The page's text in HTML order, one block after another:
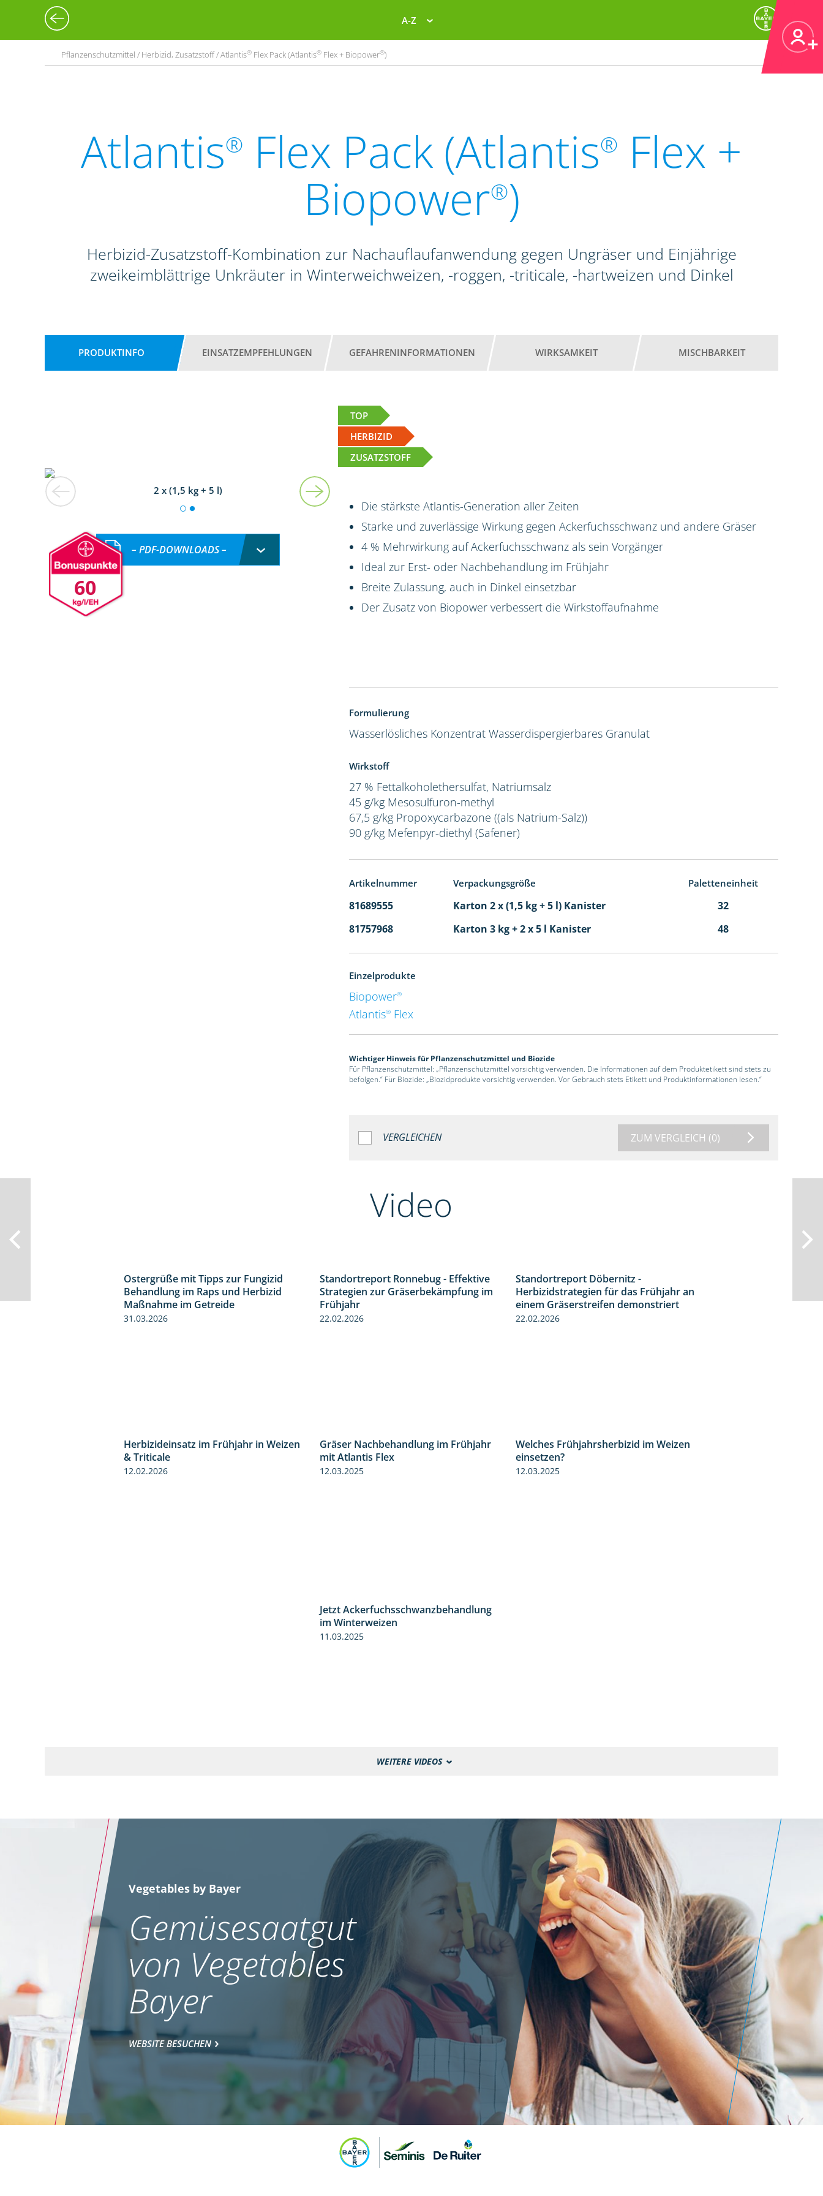
A-Z
Pflanzenschutzmittel / Herbizid, Zusatzstoff / Atlantis® Flex Pack (Atlantis® Flex + Biopower®)
Atlantis® Flex Pack (Atlantis® Flex +
Biopower®)
Herbizid-Zusatzstoff-Kombination zur Nachauflaufanwendung gegen Ungräser und Einjährige
zweikeimblättrige Unkräuter in Winterweichweizen, -roggen, -triticale, -hartweizen und Dinkel
PRODUKTINFO EINSATZEMPFEHLUNGEN GEFAHRENINFORMATIONEN WIRKSAMKEIT MISCHBARKEIT
TOP
HERBIZID
ZUSATZSTOFF
2 x (1,5 kg + 5 l)
60
– PDF-DOWNLOADS –
Die stärkste Atlantis-Generation aller Zeiten
Starke und zuverlässige Wirkung gegen Ackerfuchsschwanz und andere Gräser
4 % Mehrwirkung auf Ackerfuchsschwanz als sein Vorgänger
Ideal zur Erst- oder Nachbehandlung im Frühjahr
Breite Zulassung, auch in Dinkel einsetzbar
Der Zusatz von Biopower verbessert die Wirkstoffaufnahme
Formulierung
Wasserlösliches Konzentrat Wasserdispergierbares Granulat
Wirkstoff
27 % Fettalkoholethersulfat, Natriumsalz
45 g/kg Mesosulfuron-methyl
67,5 g/kg Propoxycarbazone ((als Natrium-Salz))
90 g/kg Mefenpyr-diethyl (Safener)
Artikelnummer Verpackungsgröße Paletteneinheit
81689555 Karton 2 x (1,5 kg + 5 l) Kanister
32
81757968
Karton 3 kg + 2 x 5 l Kanister 48
Einzelprodukte
Biopower®
Atlantis® Flex
Wichtiger Hinweis für Pflanzenschutzmittel und Biozide
Für Pflanzenschutzmittel: „Pflanzenschutzmittel vorsichtig verwenden. Die Informationen auf dem Produktetikett sind stets zu
befolgen.“ Für Biozide: „Biozidprodukte vorsichtig verwenden. Vor Gebrauch stets Etikett und Produktinformationen lesen.“
VERGLEICHEN ZUM VERGLEICH (0)
Video
1:32
Ostergrüße mit Tipps zur Fungizid
Behandlung im Raps und Herbizid
Maßnahme im Getreide
31.03.2026
4:32
Standortreport Ronnebug - Effektive
Strategien zur Gräserbekämpfung im
Frühjahr
22.02.2026
3:32
Standortreport Döbernitz -
Herbizidstrategien für das Frühjahr an
einem Gräserstreifen demonstriert
22.02.2026
Herbizideinsatz im Frühjahr in Weizen
& Triticale
12.02.2026
1:33
Gräser Nachbehandlung im Frühjahr
mit Atlantis Flex
12.03.2025
Welches Frühjahrsherbizid im Weizen
einsetzen?
12.03.2025
1:10
Jetzt Ackerfuchsschwanzbehandlung
im Winterweizen
11.03.2025
WEITERE VIDEOS
Vegetables by Bayer
Gemüsesaatgut
von Vegetables
Bayer
WEBSITE BESUCHEN